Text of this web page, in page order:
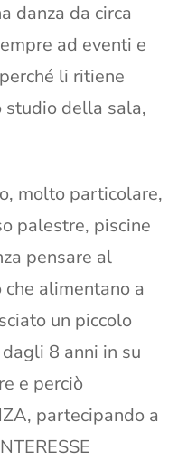
danza da circa
ad eventi e
li ritiene
della sala,
molto particolare,
palestre, piscine
pensare al
alimentano a
un piccolo
8 anni in su
e perciò
partecipando a